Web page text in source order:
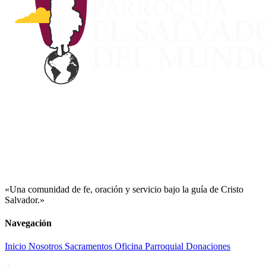
«Una comunidad de fe, oración y servicio bajo la guía de Cristo
Salvador.»
Navegación
Inicio Nosotros Sacramentos Oficina Parroquial Donaciones